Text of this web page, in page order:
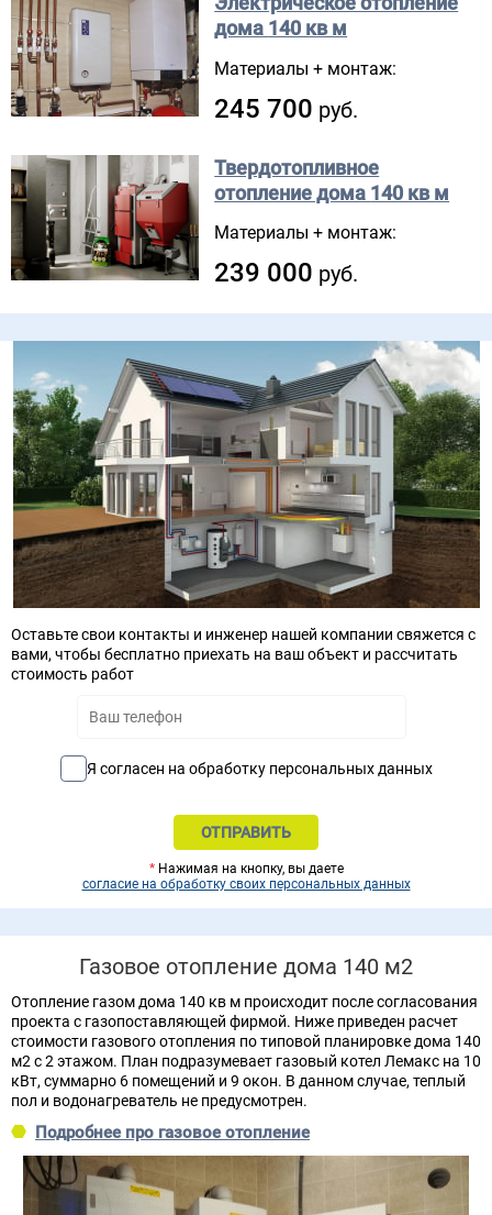
дома 140 кв м
Материалы + монтаж:
245 700 руб.
Твердотопливное
отопление дома 140 кв м
Материалы + монтаж:
239 000 руб.
Оставьте свои контакты и инженер нашей компании свяжется с
вами, чтобы бесплатно приехать на ваш объект и рассчитать
стоимость работ
Я согласен на обработку персональных данных
*Нажимая на кнопку, вы даете
согласие на обработку своих персональных данных
Газовое отопление дома 140 м2
Отопление газом дома 140 кв м происходит после согласования
проекта с газопоставляющей фирмой. Ниже приведен расчет
стоимости газового отопления по типовой планировке дома 140
м2 с 2 этажом. План подразумевает газовый котел Лемакс на 10
кВт, суммарно 6 помещений и 9 окон. В данном случае, теплый
пол и водонагреватель не предусмотрен.
Подробнее про газовое отопление